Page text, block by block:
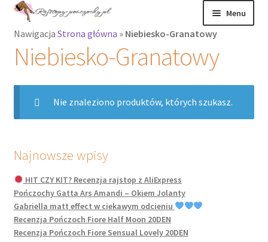
Przejdź
nawigacji
Przejdź
treści
Menu
Rajstopy
Rozwiń
menu
potomne
Pończochy i
zakolanówki
Podkolanówki i
skarpetki
Wszystkie
produkty
Nawigacja Strona główna » Niebiesko-Granatowy
Niebiesko-Granatowy
Nie znaleziono produktów, których szukasz.
Najnowsze wpisy
HIT CZY KIT? Recenzja rajstop z AliExpress
Pończochy Gatta Ars Amandi – Okiem Jolanty
Gabriella matt effect w ciekawym odcieniu
Recenzja Pończoch Fiore Half Moon 20DEN
Recenzja Pończoch Fiore Sensual Lovely 20DEN